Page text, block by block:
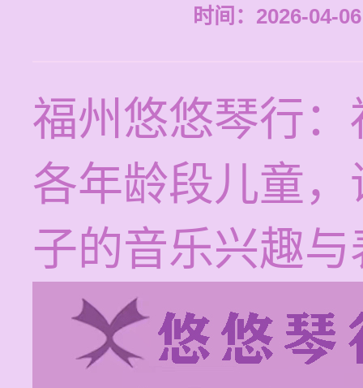
时间：2026-04-
福州悠悠琴行
各年龄段儿童
子的音乐兴趣